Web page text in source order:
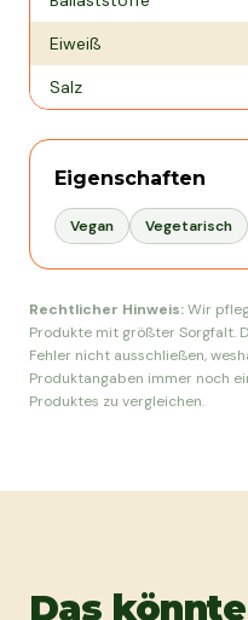
Eiweiß
Salz
Eigenschaften
Vegan Vegetarisch
Rechtlicher Hinweis:Wir
Produkte mit größter Sorgfalt.
Fehler nicht ausschließen,
Produktangaben immer noch
Produktes zu vergleichen.
Das